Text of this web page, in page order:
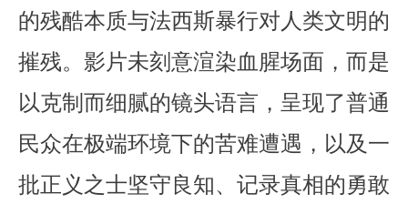
的残酷本质与法西斯暴行对人类文明的
摧残。影片未刻意渲染血腥场面，而是
以克制而细腻的镜头语言，呈现了普通
民众在极端环境下的苦难遭遇，以及一
批正义之士坚守良知、记录真相的勇敢